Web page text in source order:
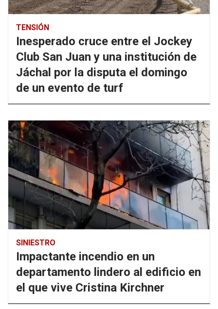
TENSIÓN
Inesperado cruce entre el Jockey
Club San Juan y una institución de
Jáchal por la disputa el domingo
de un evento de turf
SINIESTRO
Impactante incendio en un
departamento lindero al edificio en
el que vive Cristina Kirchner